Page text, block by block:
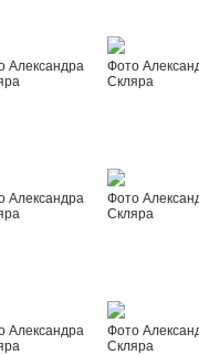
Александра
Фото
Скляра
Александра
Фото
Скляра
Александра
Фото
Скляра